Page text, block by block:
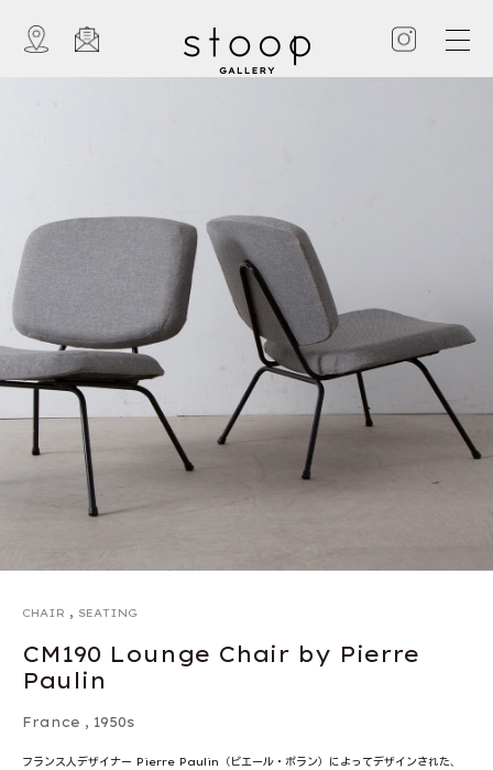
CHAIR , SEATING
CM190 Lounge Chair by Pierre
Paulin
France , 1950s
フランス人デザイナー Pierre Paulin（ピエール・ポラン）によってデザインされた、